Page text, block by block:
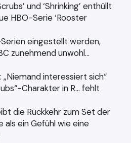
und ‘Shrinking’ enthüllt
HBO-Serie ‘Rooster
eingestellt werden,
zunehmend unwohl…
interessiert sich“
Charakter in R… fehlt
die Rückkehr zum Set der
als ein Gefühl wie eine